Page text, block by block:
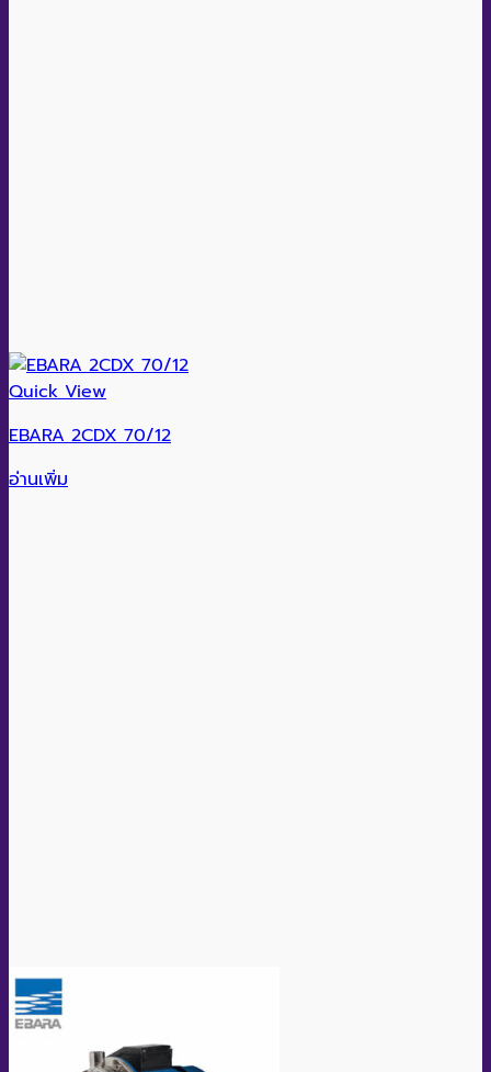
Quick View
EBARA 2CDX 70/12
อ่านเพิ่ม